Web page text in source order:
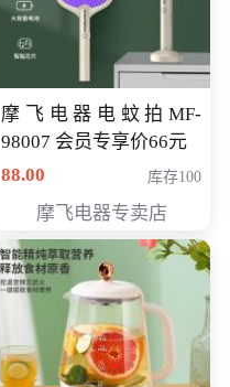
摩飞电器电蚊拍MF-
98007 会员专享价66元
88.00
库存100
摩飞电器专卖店